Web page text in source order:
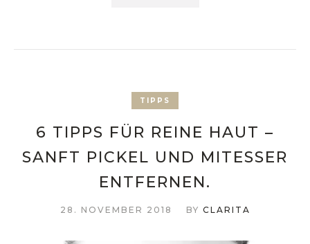
TIPPS
6 TIPPS FÜR REINE HAUT –
SANFT PICKEL UND MITESSER
ENTFERNEN.
28. NOVEMBER 2018 BY CLARITA